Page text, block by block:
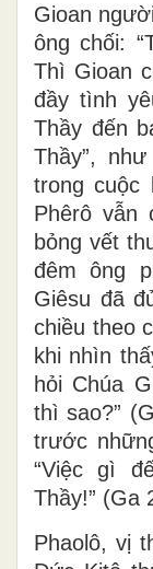
Gioan
ông chối:
Thì Gioan
đầy tình
Thầy đến
Thầy”,
trong cuộc
Phêrô vẫn
bỏng vết
đêm ông
Giêsu đã
chiều theo
khi nhìn
hỏi Chúa
thì sao?”
trước
“Việc gì
Thầy!” (Ga
Phaolô, vị